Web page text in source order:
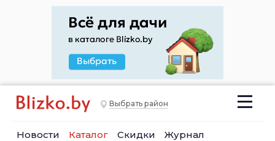
Выбрать район
Новости Каталог Скидки Журнал